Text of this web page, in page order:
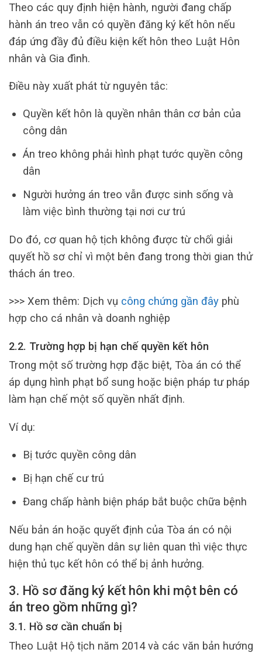
Theo các quy định hiện hành, người đang chấp
hành án treo vẫn có quyền đăng ký kết hôn nếu
đáp ứng đầy đủ điều kiện kết hôn theo Luật Hôn
nhân và Gia đình.
Điều này xuất phát từ nguyên tắc:
Quyền kết hôn là quyền nhân thân cơ bản của
công dân
Án treo không phải hình phạt tước quyền công
dân
Người hưởng án treo vẫn được sinh sống và
làm việc bình thường tại nơi cư trú
Do đó, cơ quan hộ tịch không được từ chối giải
quyết hồ sơ chỉ vì một bên đang trong thời gian thử
thách án treo.
>>> Xem thêm: Dịch vụ công chứng gần đây phù
hợp cho cá nhân và doanh nghiệp
2.2. Trường hợp bị hạn chế quyền kết hôn
Trong một số trường hợp đặc biệt, Tòa án có thể
áp dụng hình phạt bổ sung hoặc biện pháp tư pháp
làm hạn chế một số quyền nhất định.
Ví dụ:
Bị tước quyền công dân
Bị hạn chế cư trú
Đang chấp hành biện pháp bắt buộc chữa bệnh
Nếu bản án hoặc quyết định của Tòa án có nội
dung hạn chế quyền dân sự liên quan thì việc thực
hiện thủ tục kết hôn có thể bị ảnh hưởng.
3. Hồ sơ đăng ký kết hôn khi một bên có
án treo gồm những gì?
3.1. Hồ sơ cần chuẩn bị
Theo Luật Hộ tịch năm 2014 và các văn bản hướng